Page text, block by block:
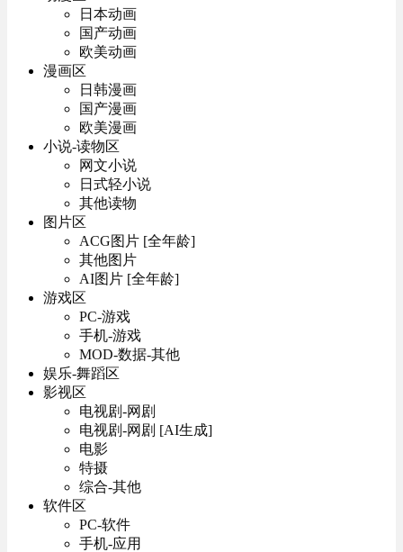
日本动画
国产动画
欧美动画
漫画区
日韩漫画
国产漫画
欧美漫画
小说-读物区
网文小说
日式轻小说
其他读物
图片区
ACG图片 [全年龄]
其他图片
AI图片 [全年龄]
游戏区
PC-游戏
手机-游戏
MOD-数据-其他
娱乐-舞蹈区
影视区
电视剧-网剧
电视剧-网剧 [AI生成]
电影
特摄
综合-其他
软件区
PC-软件
手机-应用